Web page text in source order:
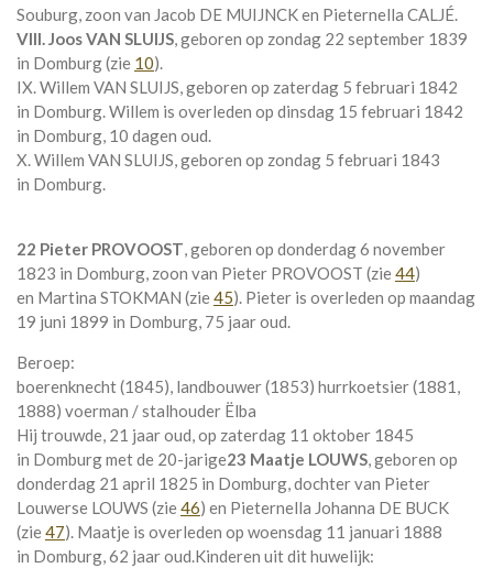
Souburg , zoon van Jacob DE MUIJNCK en Pieternella CALJÉ.
VIII. Joos VAN SLUIJS , geboren op zondag 22 september 1839
in Domburg(zie 10).
IX. Willem VAN SLUIJS, geboren op zaterdag 5 februari 1842
in Domburg . Willem is overleden op dinsdag 15 februari 1842
in Domburg , 10 dagen oud.
X. Willem VAN SLUIJS, geboren op zondag 5 februari 1843
in Domburg
22 Pieter PROVOOST , geboren op donderdag 6 november
1823 in Domburg , zoon van Pieter PROVOOST (zie44)
en Martina STOKMAN (zie45). Pieter is overleden op maandag
19 juni 1899 in Domburg , 75 jaar oud.
Beroep:
boerenknecht (1845), landbouwer (1853) hurrkoetsier (1881,
1888) voerman / stalhouder Ëlba
Hij trouwde, 21 jaar oud, op zaterdag 11 oktober 1845
in Domburgmet de 20-jarige23 Maatje LOUWS , geboren op
donderdag 21 april 1825 in Domburg , dochter van Pieter
Louwerse LOUWS (zie46) en Pieternella Johanna DE BUCK
(zie47). Maatje is overleden op woensdag 11 januari 1888
in Domburg , 62 jaar oud. Kinderen uit dit huwelijk: